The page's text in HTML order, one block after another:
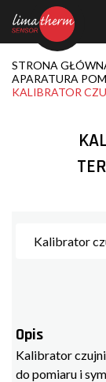
STRONA
APARATURA
KALIBRATOR
Opis
Kalibrator
do pomiaru i